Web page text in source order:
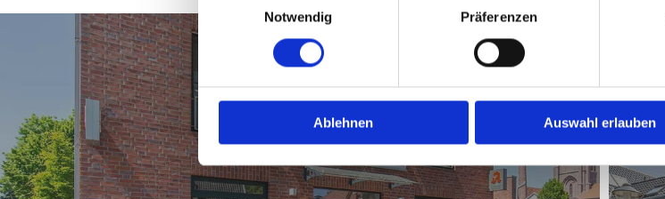
Notwendig
Präferenzen
Ablehnen Auswahl erlauben